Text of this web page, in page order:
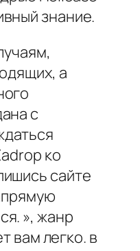
знание.
а
с
ко
сайте
», жанр
вам легко. в